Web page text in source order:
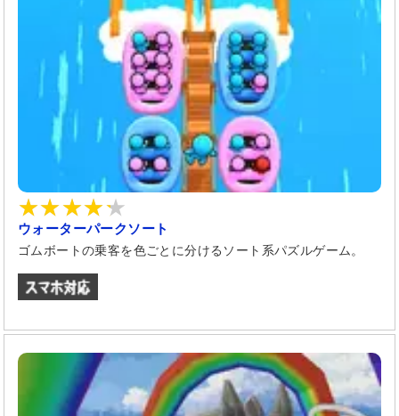
ウォーターパークソート
ゴムボートの乗客を色ごとに分けるソート系パズルゲーム。